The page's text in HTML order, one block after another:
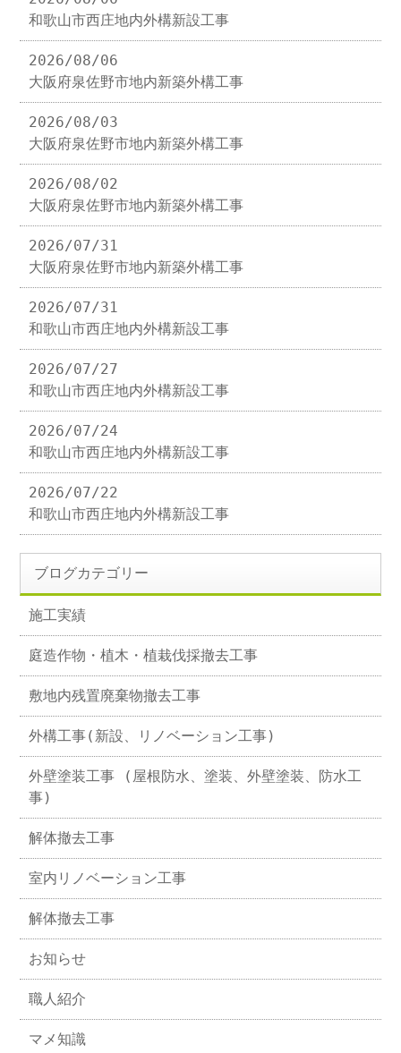
和歌山市西庄地内外構新設工事
2026/08/06
大阪府泉佐野市地内新築外構工事
2026/08/03
大阪府泉佐野市地内新築外構工事
2026/08/02
大阪府泉佐野市地内新築外構工事
2026/07/31
大阪府泉佐野市地内新築外構工事
2026/07/31
和歌山市西庄地内外構新設工事
2026/07/27
和歌山市西庄地内外構新設工事
2026/07/24
和歌山市西庄地内外構新設工事
2026/07/22
和歌山市西庄地内外構新設工事
ブログカテゴリー
施工実績
庭造作物・植木・植栽伐採撤去工事
敷地内残置廃棄物撤去工事
外構工事(新設、リノベーション工事)
外壁塗装工事 (屋根防水、塗装、外壁塗装、防水工
事)
解体撤去工事
室内リノベーション工事
解体撤去工事
お知らせ
職人紹介
マメ知識